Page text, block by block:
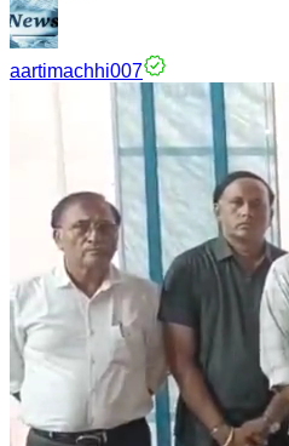
aartimachhi007